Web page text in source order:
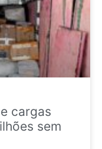
cargas
sem